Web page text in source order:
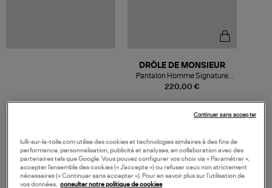
220,00 €
DRÔLE DE MONSIEUR
Pantalon Homme Signature
Noir
VOS DERNIERS PRODUITS VUS
lulli-sur-la-toile.com utilise des cookies et technologies similaires à des fins de
performance, personnalisation, publicité et analyses, en collaboration avec des
partenaires tels que Google. Vous pouvez configurer vos choix via « Paramétrer »,
accepter l’ensemble des cookies (« J’accepte ») ou refuser ceux non strictement
nécessaires (« Continuer sans accepter »). Pour en savoir plus sur l’utilisation de
vos données, consulter notre politique de cookies
Continuer sans accepter